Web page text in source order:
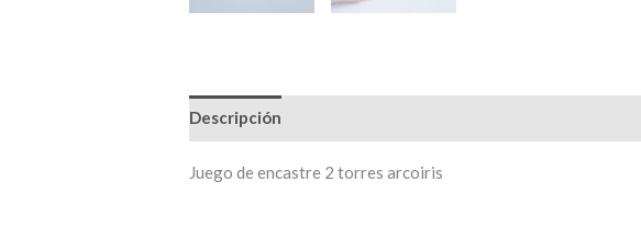
Descripción
Juego de encastre 2 torres arcoiris